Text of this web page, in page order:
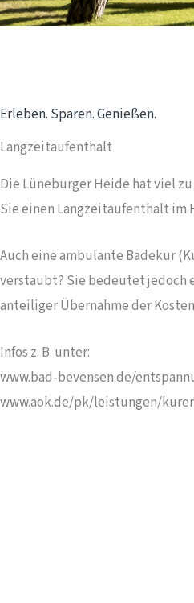
Erleben. Sparen. Genießen.
Langzeitaufenthalt
Die Lüneburger Heide hat viel
Sie einen Langzeitaufenthalt im
Auch eine ambulante Badekur
verstaubt? Sie bedeutet jedoch
anteiliger Übernahme der
Infos z. B. unter:
www.bad-bevensen.de/
www.aok.de/pk/leistungen/